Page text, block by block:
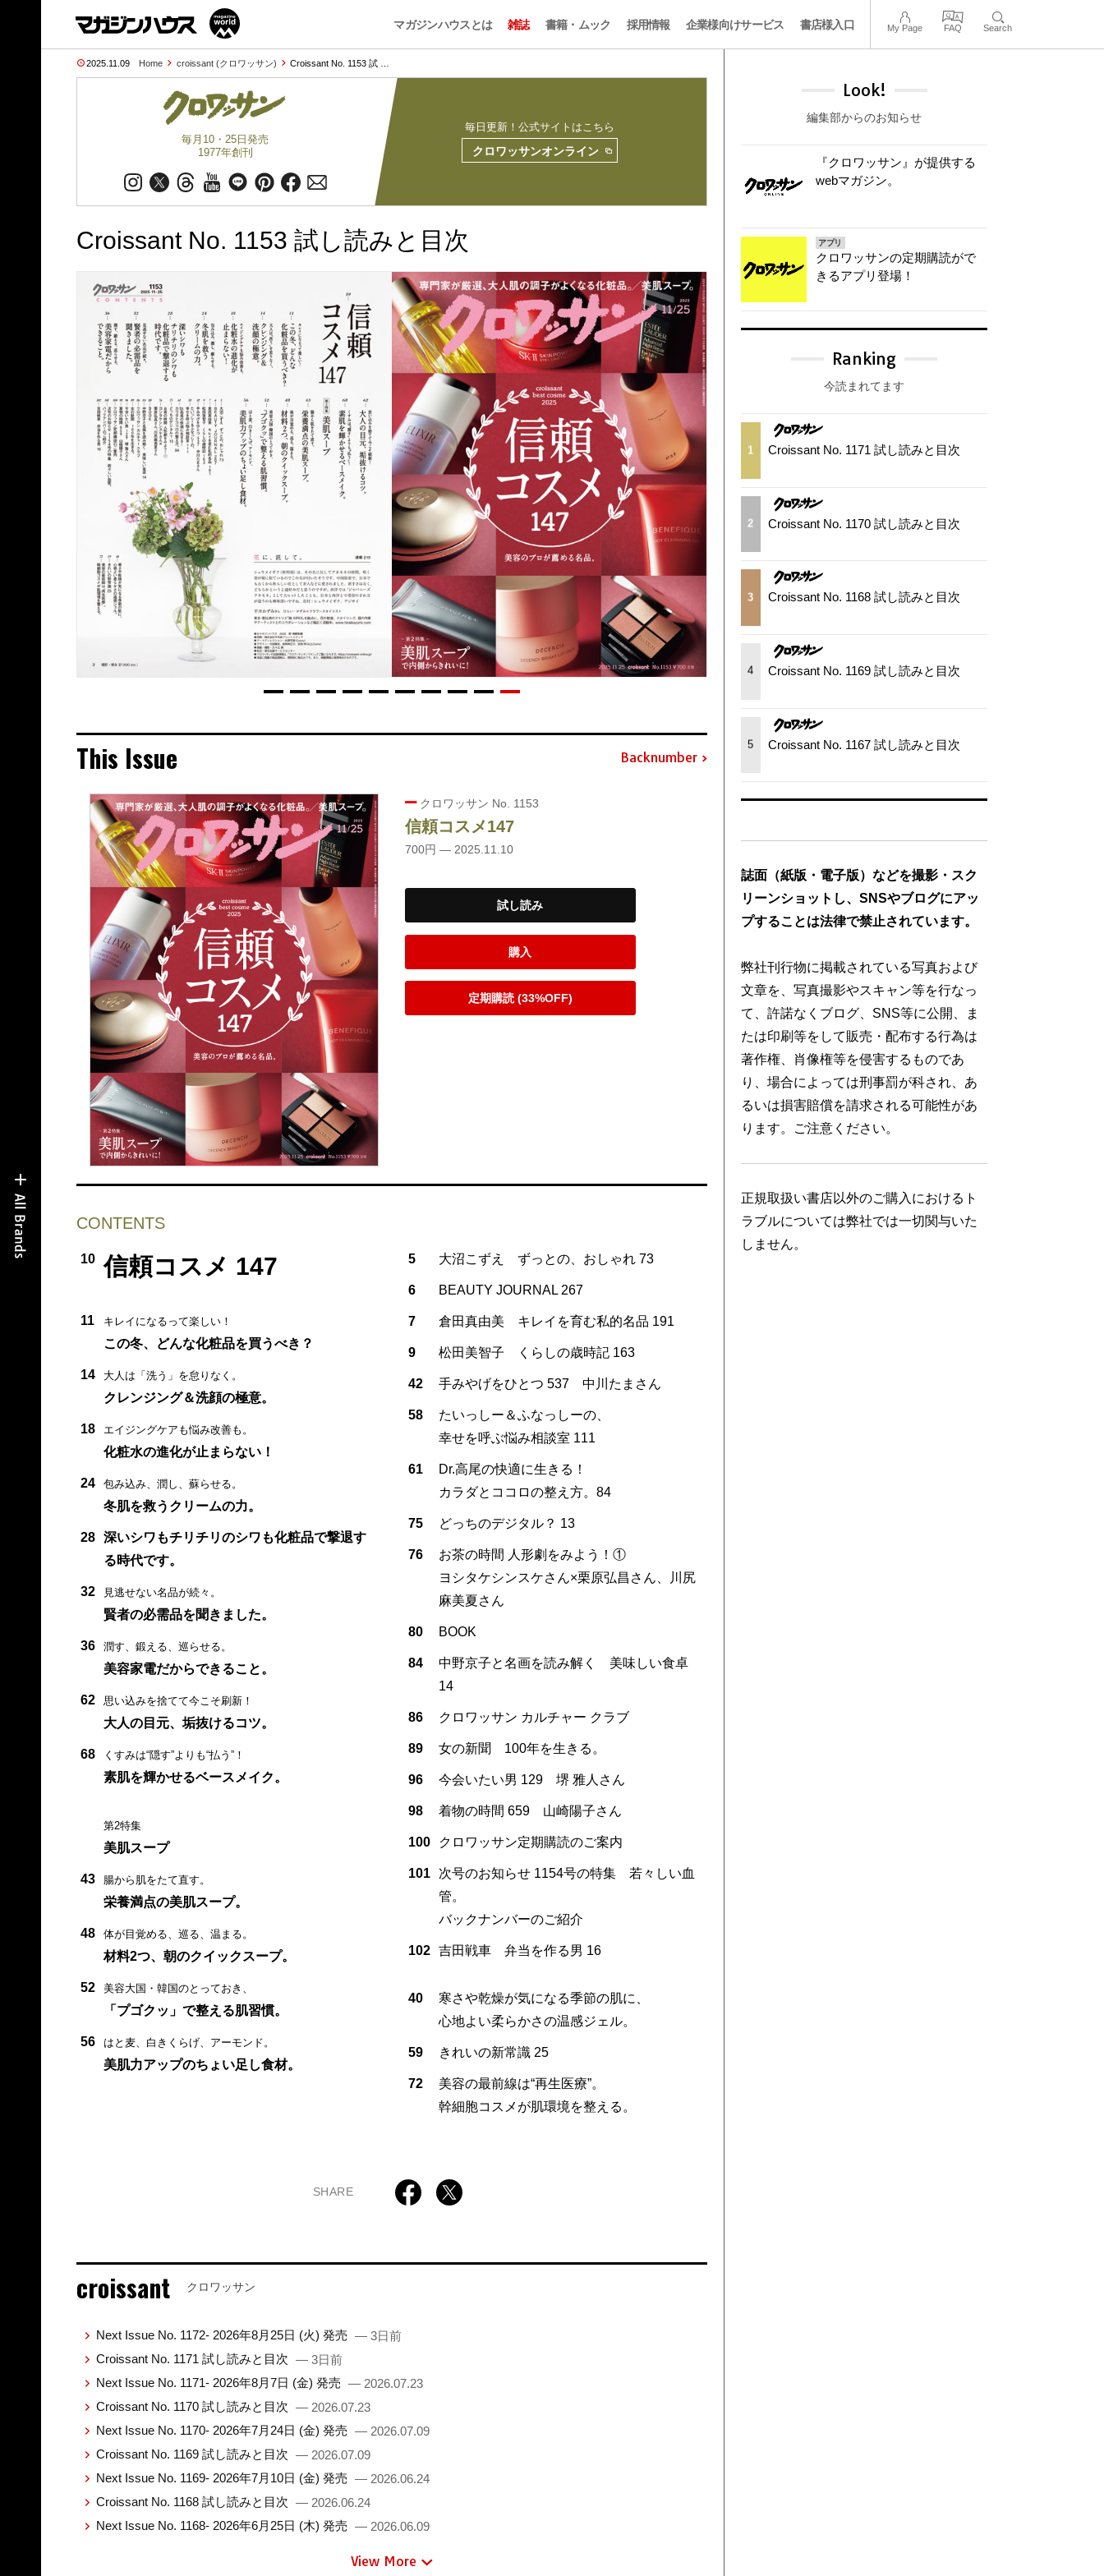
マガジンハウスとは 雑誌 書籍・ムック 採用情報 企業様向けサービス 書店様入口 My Page FAQ Search
2025.11.09 Home croissant (クロワッサン) Croissant No. 1153 試 …
毎月10・25日発売
1977年創刊
毎日更新！公式サイトはこちら
クロワッサンオンライン
Croissant No. 1153 試し読みと目次
This Issue Backnumber
クロワッサン No. 1153
信頼コスメ147
700円 — 2025.11.10
試し読み
購入
定期購読 (33%OFF)
CONTENTS
10 信頼コスメ 147
11 キレイになるって楽しい！
この冬、どんな化粧品を買うべき？
14 大人は「洗う」を怠りなく。
クレンジング＆洗顔の極意。
18 エイジングケアも悩み改善も。
化粧水の進化が止まらない！
24 包み込み、潤し、蘇らせる。
冬肌を救うクリームの力。
28
深いシワもチリチリのシワも化粧品で撃退す
る時代です。
32 見逃せない名品が続々。
賢者の必需品を聞きました。
36 潤す、鍛える、巡らせる。
美容家電だからできること。
62 思い込みを捨てて今こそ刷新！
大人の目元、垢抜けるコツ。
68 くすみは“隠す”よりも“払う”！
素肌を輝かせるベースメイク。
第2特集
美肌スープ
43 腸から肌をたて直す。
栄養満点の美肌スープ。
48 体が目覚める、巡る、温まる。
材料2つ、朝のクイックスープ。
52 美容大国・韓国のとっておき、
「プゴクッ」で整える肌習慣。
56 はと麦、白きくらげ、アーモンド。
美肌力アップのちょい足し食材。
5 大沼こずえ ずっとの、おしゃれ 73
6 BEAUTY JOURNAL 267
7 倉田真由美 キレイを育む私的名品 191
9 松田美智子 くらしの歳時記 163
42 手みやげをひとつ 537 中川たまさん
58
たいっしー＆ふなっしーの、
幸せを呼ぶ悩み相談室 111
61
Dr.高尾の快適に生きる！
カラダとココロの整え方。84
75 どっちのデジタル？ 13
76
お茶の時間 人形劇をみよう！①
ヨシタケシンスケさん×栗原弘昌さん、川尻
麻美夏さん
80 BOOK
84
中野京子と名画を読み解く 美味しい食卓
14
86 クロワッサン カルチャー クラブ
89 女の新聞 100年を生きる。
96 今会いたい男 129 堺 雅人さん
98 着物の時間 659 山崎陽子さん
100 クロワッサン定期購読のご案内
101
次号のお知らせ 1154号の特集 若々しい血
管。
バックナンバーのご紹介
102 吉田戦車 弁当を作る男 16
40
寒さや乾燥が気になる季節の肌に、
心地よい柔らかさの温感ジェル。
59 きれいの新常識 25
72
美容の最前線は“再生医療”。
幹細胞コスメが肌環境を整える。
SHARE
croissant クロワッサン
Next Issue No. 1172- 2026年8月25日 (火) 発売 — 3日前
Croissant No. 1171 試し読みと目次 — 3日前
Next Issue No. 1171- 2026年8月7日 (金) 発売 — 2026.07.23
Croissant No. 1170 試し読みと目次 — 2026.07.23
Next Issue No. 1170- 2026年7月24日 (金) 発売 — 2026.07.09
Croissant No. 1169 試し読みと目次 — 2026.07.09
Next Issue No. 1169- 2026年7月10日 (金) 発売 — 2026.06.24
Croissant No. 1168 試し読みと目次 — 2026.06.24
Next Issue No. 1168- 2026年6月25日 (木) 発売 — 2026.06.09
View More
Look!
編集部からのお知らせ
『クロワッサン』が提供する
webマガジン。
アプリ
クロワッサンの定期購読がで
きるアプリ登場！
Ranking
今読まれてます
1 Croissant No. 1171 試し読みと目次
2 Croissant No. 1170 試し読みと目次
3 Croissant No. 1168 試し読みと目次
4 Croissant No. 1169 試し読みと目次
5 Croissant No. 1167 試し読みと目次
誌面（紙版・電子版）などを撮影・スク
リーンショットし、SNSやブログにアッ
プすることは法律で禁止されています。
弊社刊行物に掲載されている写真および
文章を、写真撮影やスキャン等を行なっ
て、許諾なくブログ、SNS等に公開、ま
たは印刷等をして販売・配布する行為は
著作権、肖像権等を侵害するものであ
り、場合によっては刑事罰が科され、あ
るいは損害賠償を請求される可能性があ
ります。ご注意ください。
正規取扱い書店以外のご購入におけるト
ラブルについては弊社では一切関与いた
しません。